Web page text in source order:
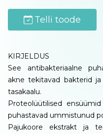
Telli toode
KIRJELDUS
See antibakteriaalne
akne tekitavad bakterid
tasakaalu.
Proteolüütilised
puhastavad ummistunud
Pajukoore ekstrakt ja